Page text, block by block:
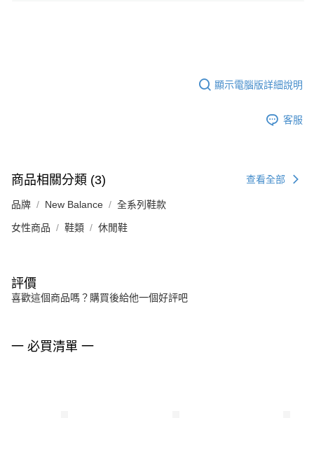
顯示電腦版詳細說明
客服
商品相關分類 (3) 查看全部
品牌 New Balance 全系列鞋款
女性商品 鞋類 休閒鞋
評價
喜歡這個商品嗎？購買後給他一個好評吧
一 必買清單 一